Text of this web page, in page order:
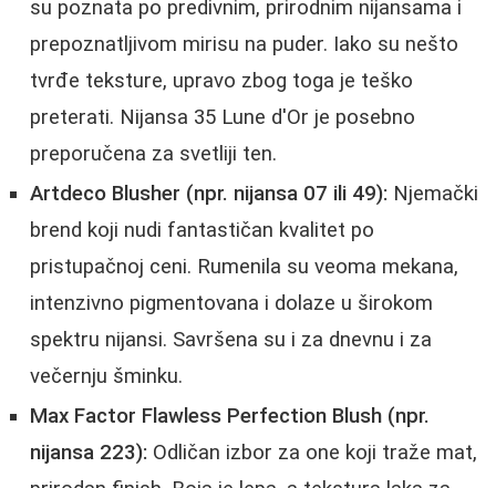
su poznata po predivnim, prirodnim nijansama i
prepoznatljivom mirisu na puder. Iako su nešto
tvrđe teksture, upravo zbog toga je teško
preterati. Nijansa 35 Lune d'Or je posebno
preporučena za svetliji ten.
Artdeco Blusher (npr. nijansa 07 ili 49): Njemački
brend koji nudi fantastičan kvalitet po
pristupačnoj ceni. Rumenila su veoma mekana,
intenzivno pigmentovana i dolaze u širokom
spektru nijansi. Savršena su i za dnevnu i za
večernju šminku.
Max Factor Flawless Perfection Blush (npr.
nijansa 223): Odličan izbor za one koji traže mat,